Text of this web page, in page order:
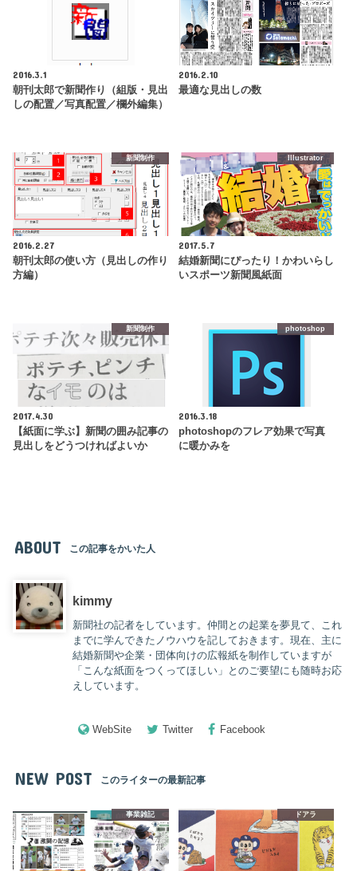
2016.3.1
朝刊太郎で新聞作り（組版・見出
しの配置／写真配置／欄外編集）
2016.2.10
最適な見出しの数
新聞制作
2016.2.27
朝刊太郎の使い方（見出しの作り
方編）
Illustrator
2017.5.7
結婚新聞にぴったり！かわいらし
いスポーツ新聞風紙面
新聞制作
2017.4.30
【紙面に学ぶ】新聞の囲み記事の
見出しをどうつければよいか
photoshop
2016.3.18
photoshopのフレア効果で写真
に暖かみを
ABOUT この記事をかいた人
kimmy
新聞社の記者をしています。仲間との起業を夢見て、これ
までに学んできたノウハウを記しておきます。現在、主に
結婚新聞や企業・団体向けの広報紙を制作していますが
「こんな紙面をつくってほしい」とのご要望にも随時お応
えしています。
WebSite Twitter Facebook
NEW POST このライターの最新記事
事業雑記 ドアラ